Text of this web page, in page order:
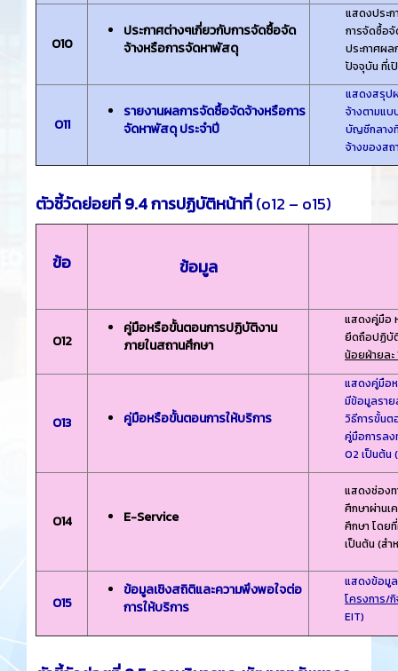
O10
ประกาศต่างๆเกี่ยวกับการจัดซื้อจัด
จ้างหรือการจัดหาพัสดุ
แสดงประ
การจัดซื้อ
ประกาศผ
ปัจจุบัน ที่เ
O11
รายงานผลการจัดซื้อจัดจ้างหรือการ
จัดหาพัสดุ ประจําปี
แสดงสรุป
จ้างตามแ
บัญชีกลาง
จ้างของส
ตัวชี้วัดย่อยที่ 9.4 การปฏิบัติหน้าที่(o12 – o15)
ข้อ ข้อมูล
O12
คู่มือหรือขั้นตอนการปฏิบัติงาน
ภายในสถานศึกษา
แสดงคู่มือ
ยึดถือปฏิบั
น้อยฝ่ายละ
O13 คู่มือหรือขั้นตอนการให้บริการ
แสดงคู่มือห
มีข้อมูลรา
วิธีการขั้นต
คู่มือการลง
O2 เป็นต้น
O14 E-Service
แสดงช่อง
ศึกษาผ่านเ
ศึกษา โดย
เป็นต้น (สำ
O15
ข้อมูลเชิงสถิติและความพึงพอใจต่อ
การให้บริการ
แสดงข้อมู
โครงการ/
EIT)